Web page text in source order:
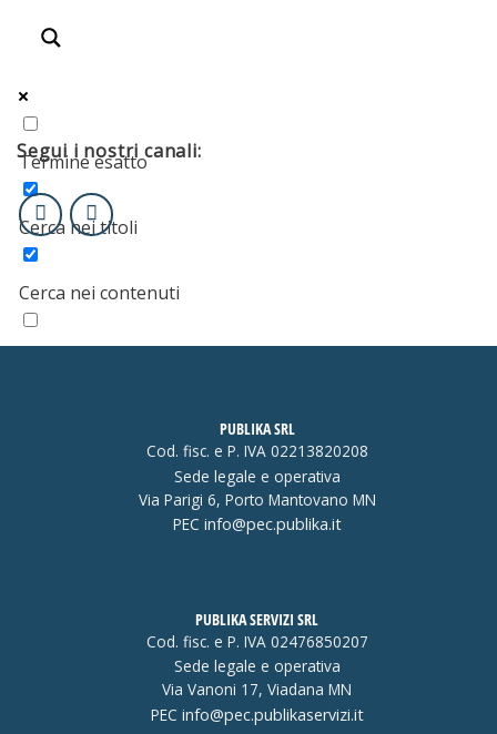
Termine esatto
Cerca nei titoli
Cerca nei contenuti
Area Finanziaria
Segui i nostri canali:
PUBLIKA SRL
Cod. fisc. e P. IVA 02213820208
Sede legale e operativa
Via Parigi 6, Porto Mantovano MN
PEC info@pec.publika.it
PUBLIKA SERVIZI SRL
Cod. fisc. e P. IVA 02476850207
Sede legale e operativa
Via Vanoni 17, Viadana MN
PEC info@pec.publikaservizi.it